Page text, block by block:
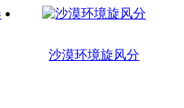
沙漠环境旋风分